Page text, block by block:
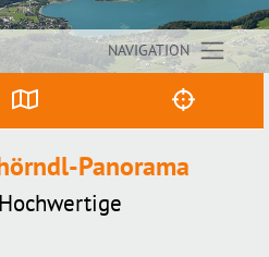
NAVIGATION
Panorama